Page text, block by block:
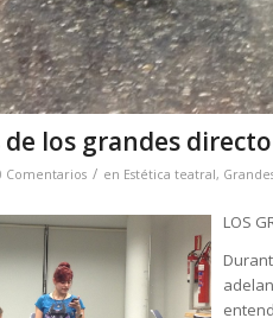
de los grandes
Comentarios / en Estética teatral,
LOS